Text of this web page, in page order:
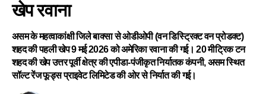
खेप रवाना
असम के महत्वाकांक्षी जिले बाक्सा से ओडीओपी (वन डिस्ट्रिक्ट वन प्रोडक्ट)
शहद की पहली खेप 9 मई 2026 को अमेरिका रवाना की गई। 20 मीट्रिक टन
शहद की खेप उत्तर पूर्वी क्षेत्र की एपीडा-पंजीकृत निर्यातक कंपनी, असम स्थित
सॉल्ट रेंज फूड्स प्राइवेट लिमिटेड की ओर से निर्यात की गई।